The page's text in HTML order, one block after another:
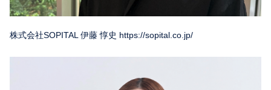
株式会社SOPITAL 伊藤 惇史 https://sopital.co.jp/